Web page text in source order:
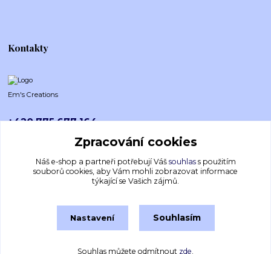
Kontakty
Em's Creations
+420 775 677 164
emscreations.cz@gmail.com
Zpracování cookies
Náš e-shop a partneři potřebují Váš souhlass použitím
souborů cookies, aby Vám mohli zobrazovat informace
týkající se Vašich zájmů.
Nastavení Souhlasím
Souhlas můžete odmítnout zde